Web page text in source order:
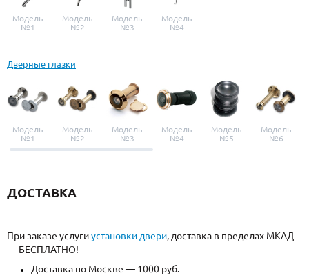
Модель
№1
Модель
№2
Модель
№3
Модель
№4
Дверные глазки
Модель
№1
Модель
№2
Модель
№3
Модель
№4
Модель
№5
Модель
№6
ДОСТАВКА
При заказе услугиустановки двери, доставка в пределах МКАД
— БЕСПЛАТНО!
Доставка по Москве — 1000 руб.